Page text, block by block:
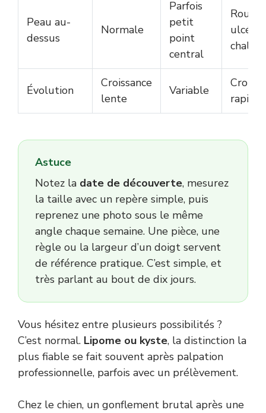
Peau au-
dessus
Normale
Parfois
petit
point
central
chaleur
Évolution
Croissance
lente
Variable
rapide
Astuce
Notez la date de découverte, mesurez
la taille avec un repère simple, puis
reprenez une photo sous le même
angle chaque semaine. Une pièce, une
règle ou la largeur d’un doigt servent
de référence pratique. C’est simple, et
très parlant au bout de dix jours.
Vous hésitez entre plusieurs possibilités ?
C’est normal. Lipome ou kyste, la distinction la
plus fiable se fait souvent après palpation
professionnelle, parfois avec un prélèvement.
Chez le chien, un gonflement brutal après une